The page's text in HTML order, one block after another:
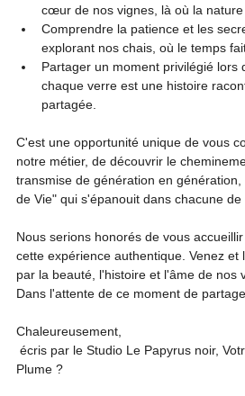
cœur de nos vignes, là où la nature
Comprendre la patience et les
explorant nos chais, où le temps
Partager un moment privilégié lors
chaque verre est une histoire
partagée.
C'est une opportunité unique de vous
notre métier, de découvrir le
transmise de génération en
de Vie" qui s'épanouit dans chacune de
Nous serions honorés de vous
cette expérience authentique. Venez et
par la beauté, l'histoire et l'âme de nos
Dans l'attente de ce moment de
Chaleureusement,
écris par le Studio Le Papyrus noir,
Plume ?